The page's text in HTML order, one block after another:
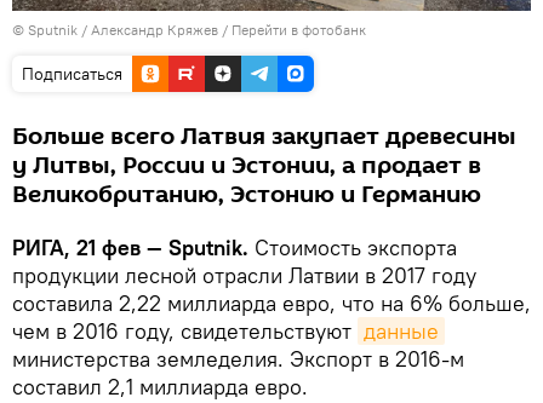
© Sputnik / Александр Кряжев / Перейти в фотобанк
Подписаться
Больше всего Латвия закупает древесины
у Литвы, России и Эстонии, а продает в
Великобританию, Эстонию и Германию
РИГА, 21 фев — Sputnik. Стоимость экспорта
продукции лесной отрасли Латвии в 2017 году
составила 2,22 миллиарда евро, что на 6% больше,
чем в 2016 году, свидетельствуют данные
министерства земледелия. Экспорт в 2016-м
составил 2,1 миллиарда евро.